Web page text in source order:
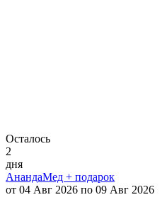
Осталось
2
дня
АнандаМед + подарок
от 04 Авг 2026 по 09 Авг 2026